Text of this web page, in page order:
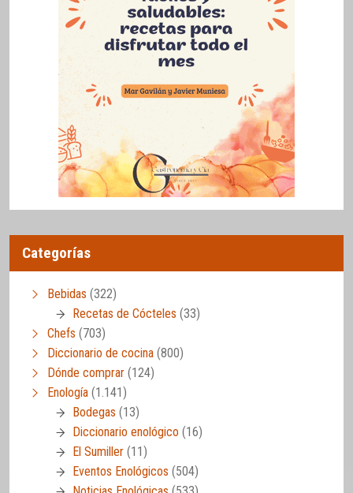
Categorías
Bebidas (322)
Recetas de Cócteles (33)
Chefs (703)
Diccionario de cocina (800)
Dónde comprar (124)
Enología (1.141)
Bodegas (13)
Diccionario enológico (16)
El Sumiller (11)
Eventos Enológicos (504)